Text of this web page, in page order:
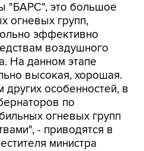
"БАРС", это большое
огневых групп,
эффективно
воздушного
На данном этапе
высокая, хорошая.
особенностей, в
по
огневых групп
- приводятся в
министра